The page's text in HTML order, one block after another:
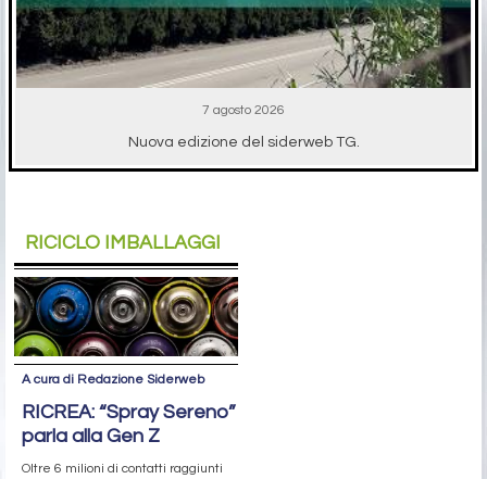
7 agosto 2026
Nuova edizione del siderweb TG.
RICICLO IMBALLAGGI
A cura di Redazione Siderweb
RICREA: “Spray Sereno”
parla alla Gen Z
Oltre 6 milioni di contatti raggiunti